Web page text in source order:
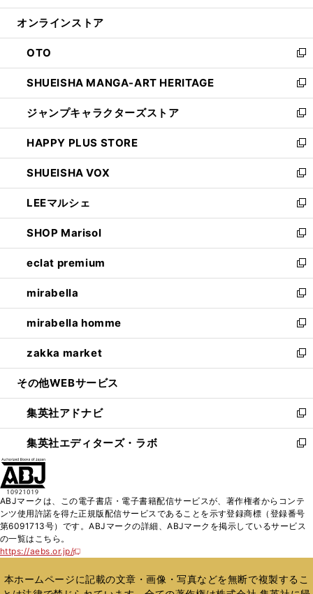
開
ン
ウ
で
開
く
ウ
ン
ド
ウ
で
開
く
オンラインストア
OTO
新
し
い
ウ
ィ
ン
ド
ウ
で
開
く
SHUEISHA MANGA-ART HERITAGE
新
し
い
ウ
ィ
ン
ド
ウ
で
開
く
ジャンプキャラクターズストア
新
し
い
ウ
ィ
ン
ド
ウ
で
開
く
HAPPY PLUS STORE
新
し
い
ウ
ィ
ン
ド
ウ
で
開
く
SHUEISHA VOX
新
し
い
ウ
ィ
ン
ド
ウ
で
開
く
LEEマルシェ
新
し
い
ウ
ィ
ン
ド
ウ
で
開
く
SHOP Marisol
新
し
い
ウ
ィ
ン
ド
ウ
で
開
eclat premium
新
し
い
ウ
ィ
ン
ド
ウ
開
く
mirabella
新
し
い
ウ
ィ
ン
ウ
で
開
く
mirabella homme
新
し
い
ウ
ン
ド
ウ
で
zakka market
新
し
ウ
ィ
ン
ド
く
その他WEBサービス
集英社アドナビ
新
し
い
ド
ウ
で
集英社エディターズ・ラボ
新
ィ
ン
ド
開
ABJマークは、この電子書店・電子書籍配信サービスが、著作権者からコンテ
ンツ使用許諾を得た正規版配信サービスであることを示す登録商標（登録番号
第6091713号）です。ABJマークの詳細、ABJマークを掲示しているサービス
の一覧はこちら。
https://aebs.or.jp/
新
い
ウ
本ホームページに記載の文章・画像・写真などを無断で複製するこ